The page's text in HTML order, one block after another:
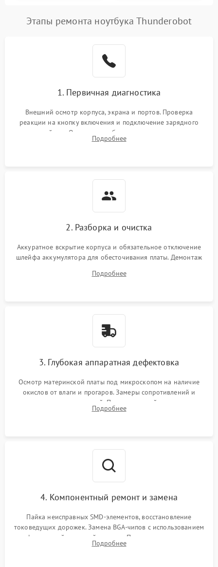
Этапы ремонта ноутбука Thunderobot
1. Первичная диагностика
Внешний осмотр корпуса, экрана и портов. Проверка
реакции на кнопку включения и подключение зарядного
устройства. Оценка потребления тока с помощью
лабораторного блока питания для локализации проблемы.
Подробнее
2. Разборка и очистка
Аккуратное вскрытие корпуса и обязательное отключение
шлейфа аккумулятора для обесточивания платы. Демонтаж
высохшей термопасты с кристаллов чипов.
Подробнее
3. Глубокая аппаратная дефектовка
Осмотр материнской платы под микроскопом на наличие
окислов от влаги и прогаров. Замеры сопротивлений и
дежурных напряжений. Проверка цепей питания,
мультиконтроллера, процессора и видеочипа.
Подробнее
4. Компонентный ремонт и замена
Пайка неисправных SMD-элементов, восстановление
токоведущих дорожек. Замена BGA-чипов с использованием
инфракрасной паяльной станции. Прошивка микросхемы
BIOS или замена поврежденных портов USB
Подробнее